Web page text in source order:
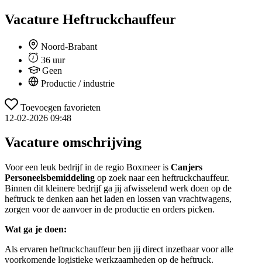
Vacature Heftruckchauffeur
Noord-Brabant
36 uur
Geen
Productie / industrie
Toevoegen favorieten
12-02-2026 09:48
Vacature omschrijving
Voor een leuk bedrijf in de regio Boxmeer is Canjers
Personeelsbemiddeling op zoek naar een heftruckchauffeur.
Binnen dit kleinere bedrijf ga jij afwisselend werk doen op de
heftruck te denken aan het laden en lossen van vrachtwagens,
zorgen voor de aanvoer in de productie en orders picken.
Wat ga je doen:
Als ervaren heftruckchauffeur ben jij direct inzetbaar voor alle
voorkomende logistieke werkzaamheden op de heftruck.